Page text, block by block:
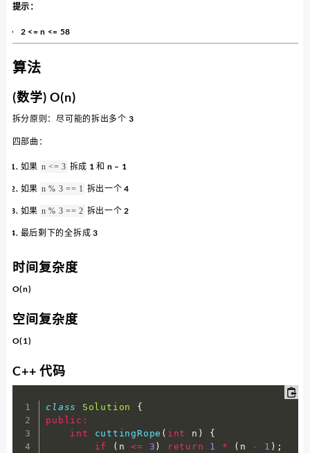
提示：
2 <= n <= 58
算法
(数学) O(n)
拆分原则：尽可能的拆出多个 3
四部曲：
如果 n <= 3 拆成 1 和 n – 1
如果 n % 3 == 1​ 拆出一个 4
如果 n % 3 == 2​ 拆出一个 2
最后剩下的全拆成 3
时间复杂度
O(n)
空间复杂度
O(1)
C++ 代码
class Solution
{
public :
int
cuttingRope ( int n )
{
if
( n <= 3 ) return 1 * ( n - 1 ) ;